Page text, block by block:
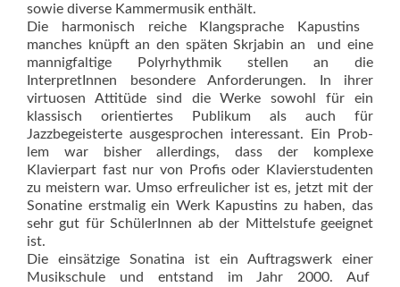
sowie diverse Kammermusik enthält.
Die harmonisch reiche Klangsprache Kapustins 
manches knüpft an den späten Skrjabin an  und eine
mannigfaltige Polyrhythmik stellen an die
InterpretInnen besondere Anforderungen. In ihrer
virtuosen Attitüde sind die Werke sowohl für ein
klassisch orientiertes Publikum als auch für
Jazzbegeisterte ausgesprochen interessant. Ein Prob­
lem war bisher allerdings, dass der komplexe
Klavierpart fast nur von Profis oder Klavierstudenten
zu meistern war. Umso erfreulicher ist es, jetzt mit der
Sonatine erstmalig ein Werk Kapustins zu haben, das
sehr gut für SchülerInnen ab der Mittelstufe geeignet
ist.
Die einsätzige Sonatina ist ein Auftragswerk einer
Musikschule und entstand im Jahr 2000. Auf